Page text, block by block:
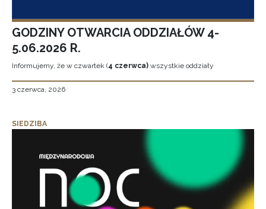
GODZINY OTWARCIA ODDZIAŁÓW 4-
5.06.2026 R.
Informujemy, że w czwartek (4 czerwca) wszystkie oddziały
3 czerwca, 2026
SIEDZIBA